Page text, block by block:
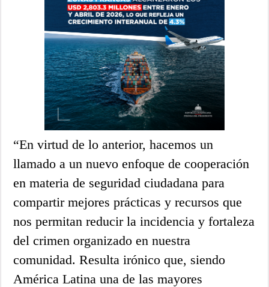
“En virtud de lo anterior, hacemos un
llamado a un nuevo enfoque de cooperación
en materia de seguridad ciudadana para
compartir mejores prácticas y recursos que
nos permitan reducir la incidencia y fortaleza
del crimen organizado en nuestra
comunidad. Resulta irónico que, siendo
América Latina una de las mayores